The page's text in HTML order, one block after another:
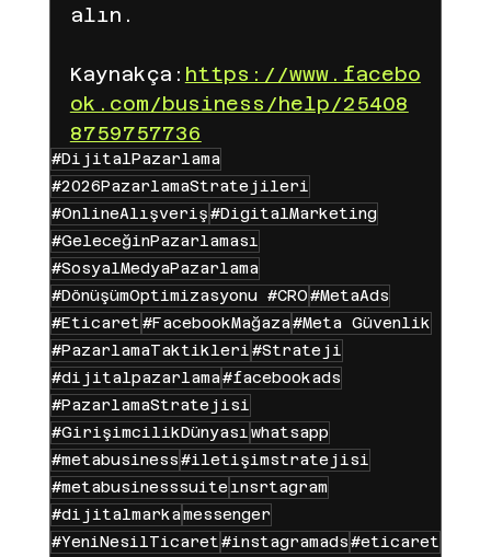
alın.
Kaynakça: https://www.facebo
ok.com/business/help/25408
8759757736
#DijitalPazarlama
#2026PazarlamaStratejileri
#OnlineAlışveriş#DigitalMarketing
#GeleceğinPazarlaması
#SosyalMedyaPazarlama
#DönüşümOptimizasyonu #CRO#MetaAds
#Eticaret#FacebookMağaza#Meta Güvenlik
#PazarlamaTaktikleri#Strateji
#dijitalpazarlama#facebookads
#PazarlamaStratejisi
#GirişimcilikDünyasıwhatsapp
#metabusiness#iletişimstratejisi
#metabusinesssuite ınsrtagram
#dijitalmarkamessenger
#YeniNesilTicaret#instagramads#eticaret